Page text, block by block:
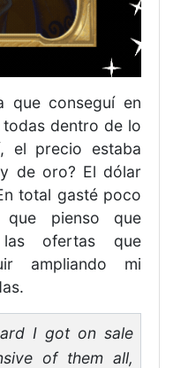
que conseguí en
dentro de lo
el precio estaba
de oro? El dólar
total gasté poco
pienso que
ofertas que
ampliando mi
I got on sale
of them all,